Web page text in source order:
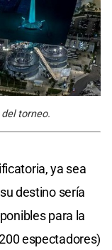
torneo.
ya sea
destino sería
para la
espectadores)